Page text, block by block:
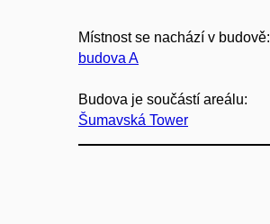
Místnost se nachází v budově:
budova A
Budova je součástí areálu:
Šumavská Tower